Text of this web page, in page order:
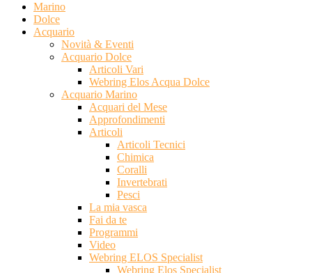
Marino
Dolce
Acquario
Novità & Eventi
Acquario Dolce
Articoli Vari
Webring Elos Acqua Dolce
Acquario Marino
Acquari del Mese
Approfondimenti
Articoli
Articoli Tecnici
Chimica
Coralli
Invertebrati
Pesci
La mia vasca
Fai da te
Programmi
Video
Webring ELOS Specialist
Webring Elos Specialist